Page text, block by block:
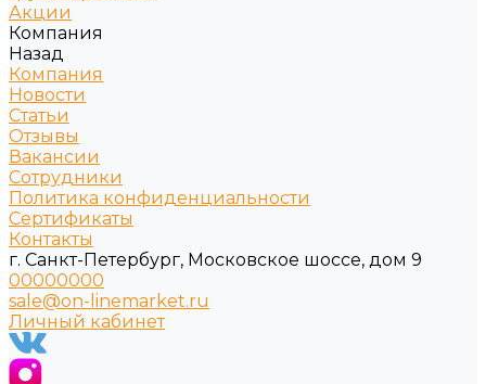
Акции
Компания
Назад
Компания
Новости
Статьи
Отзывы
Вакансии
Сотрудники
Политика конфиденциальности
Сертификаты
Контакты
г. Санкт-Петербург, Московское шоссе, дом 9
00000000
sale@on-linemarket.ru
Личный кабинет